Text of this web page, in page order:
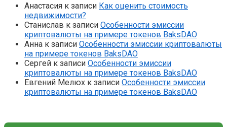
Анастасия к записи Как оценить стоимость
недвижимости?
Станислав к записи Особенности эмиссии
криптовалюты на примере токенов BaksDAO
Анна к записи Особенности эмиссии криптовалюты
на примере токенов BaksDAO
Сергей к записи Особенности эмиссии
криптовалюты на примере токенов BaksDAO
Евгений Мелюх к записи Особенности эмиссии
криптовалюты на примере токенов BaksDAO